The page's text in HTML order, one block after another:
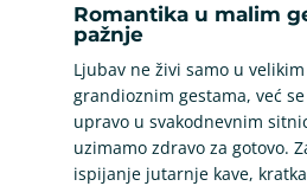
Romantika u malim
pažnje
Ljubav ne živi samo u
grandioznim gestama, već
upravo u svakodnevnim
uzimamo zdravo za gotovo.
ispijanje jutarnje kave,